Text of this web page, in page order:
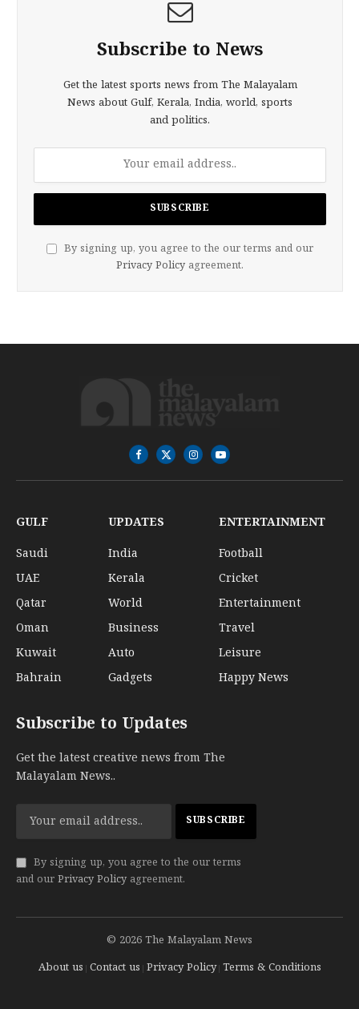
Subscribe to News
Get the latest sports news from The Malayalam
News about Gulf, Kerala, India, world, sports
and politics.
By signing up, you agree to the our terms and our
Privacy Policy agreement.
Facebook
X
(Twitter)
InstagramYouTube
GULF
Saudi
UAE
Qatar
Oman
Kuwait
Bahrain
UPDATES
India
Kerala
World
Business
Auto
Gadgets
ENTERTAINMENT
Football
Cricket
Entertainment
Travel
Leisure
Happy News
Subscribe to Updates
Get the latest creative news from The
Malayalam News..
By signing up, you agree to the our terms
and our Privacy Policy agreement.
© 2026 The Malayalam News
About us Contact us Privacy Policy Terms & Conditions